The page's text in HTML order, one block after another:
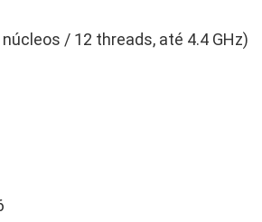
/ 12 threads, até 4.4 GHz)